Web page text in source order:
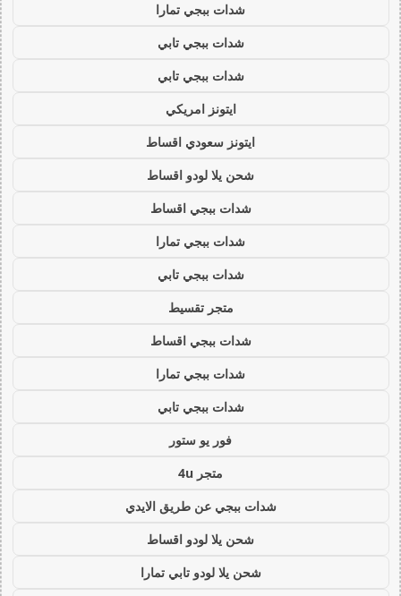
شدات ببجي تمارا
شدات ببجي تابي
شدات ببجي تابي
ايتونز امريكي
ايتونز سعودي اقساط
شحن يلا لودو اقساط
شدات ببجي اقساط
شدات ببجي تمارا
شدات ببجي تابي
متجر تقسيط
شدات ببجي اقساط
شدات ببجي تمارا
شدات ببجي تابي
فور يو ستور
متجر 4u
شدات ببجي عن طريق الايدي
شحن يلا لودو اقساط
شحن يلا لودو تابي تمارا